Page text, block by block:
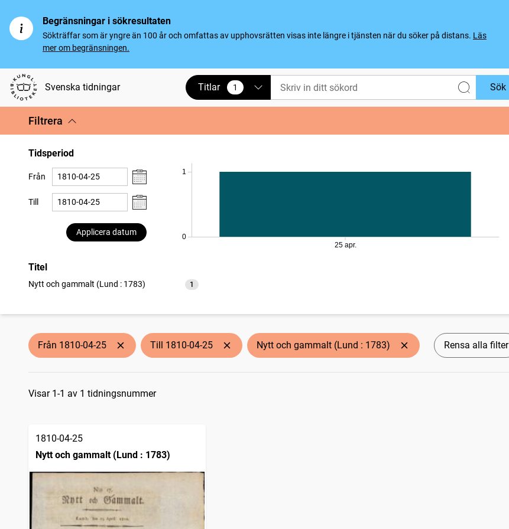
Begränsningar i sökresultaten
Sökträffar som är yngre än 100 år och omfattas av upphovsrätten visas inte längre i tjänsten när du söker på distans. Läs
mer om begränsningen.
Svenska tidningar Titlar 1
vald Sök
Filtrera
Tidsperiod
Från
Till
Applicera datum
0
1
25 apr.
Titel
Nytt och gammalt (Lund : 1783) 1
träffar
Från 1810-04-25 Till 1810-04-25 Nytt och gammalt (Lund : 1783) Rensa alla filter
Sökresultat
Visar 1-1 av 1 tidningsnummer
1810-04-25
Nytt och gammalt (Lund : 1783)